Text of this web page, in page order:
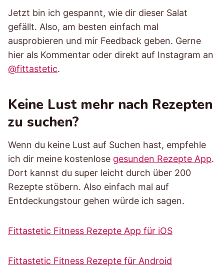
Jetzt bin ich gespannt, wie dir dieser Salat
gefällt. Also, am besten einfach mal
ausprobieren und mir Feedback geben. Gerne
hier als Kommentar oder direkt auf Instagram an
@fittastetic.
Keine Lust mehr nach Rezepten
zu suchen?
Wenn du keine Lust auf Suchen hast, empfehle
ich dir meine kostenlose gesunden Rezepte App.
Dort kannst du super leicht durch über 200
Rezepte stöbern. Also einfach mal auf
Entdeckungstour gehen würde ich sagen.
Fittastetic Fitness Rezepte App für iOS
Fittastetic Fitness Rezepte für Android